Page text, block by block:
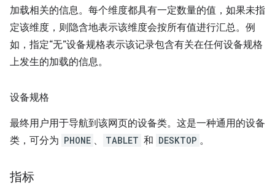
加载相关的信息。每个维度都具有一定数量的值，如果未指
定该维度，则隐含地表示该维度会按所有值进行汇总。例
如，指定“无”设备规格表示该记录包含有关在任何设备规格
上发生的加载的信息。
设备规格
最终用户用于导航到该网页的设备类。这是一种通用的设备
类，可分为 PHONE 、 TABLET 和 DESKTOP 。
指标